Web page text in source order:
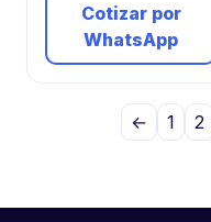
Cotizar por
WhatsApp
← 1 2